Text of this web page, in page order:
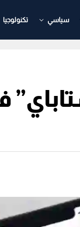
سياسي تكنولوجيا